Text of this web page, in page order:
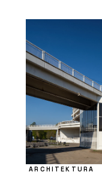
ARCHITEKTURA